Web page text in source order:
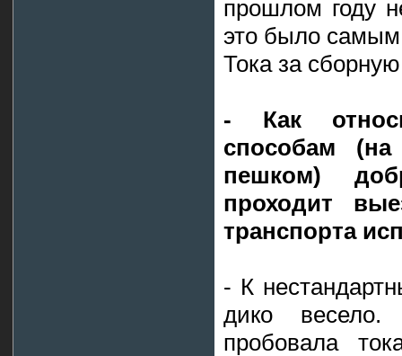
прошлом году
это было самым
Тока за
- Как
способам
пешком)
проходит
транспорта
- К
дико
пробовала